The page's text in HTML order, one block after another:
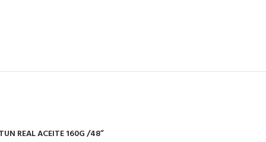
REAL ACEITE 160G /48”